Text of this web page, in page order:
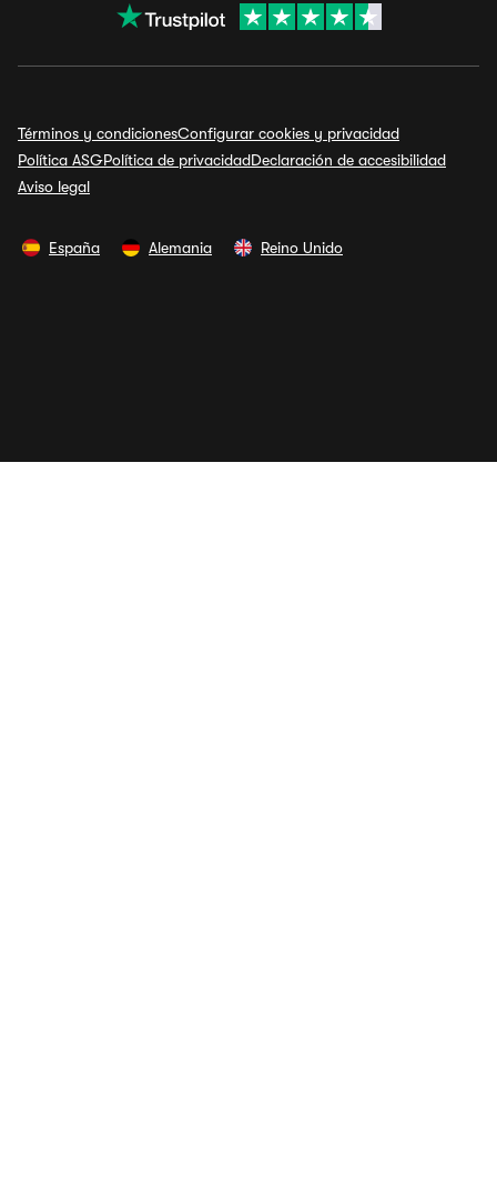
Términos y condicionesConfigurar cookies y privacidad
Política ASGPolítica de privacidadDeclaración de accesibilidad
Aviso legal
España Alemania Reino Unido